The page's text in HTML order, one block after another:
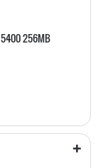
256MB